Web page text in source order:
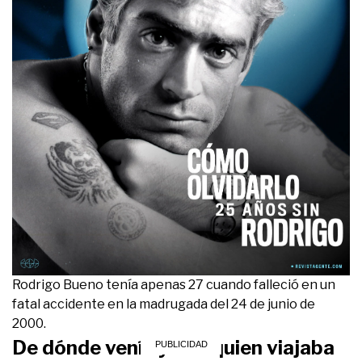
Rodrigo Bueno tenía apenas 27 cuando falleció en un
fatal accidente en la madrugada del 24 de junio de
2000.
De dónde venía y con quien viajaba